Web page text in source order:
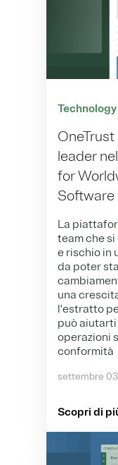
leader
for
La
team che
e rischio in
da poter
una
l'estratto
può aiutarti
operazioni
conformità
settembre
Scopri di